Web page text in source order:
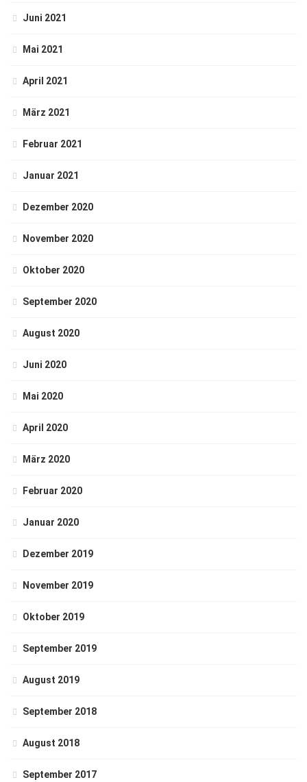
Juni 2021
Mai 2021
April 2021
März 2021
Februar 2021
Januar 2021
Dezember 2020
November 2020
Oktober 2020
September 2020
August 2020
Juni 2020
Mai 2020
April 2020
März 2020
Februar 2020
Januar 2020
Dezember 2019
November 2019
Oktober 2019
September 2019
August 2019
September 2018
August 2018
September 2017